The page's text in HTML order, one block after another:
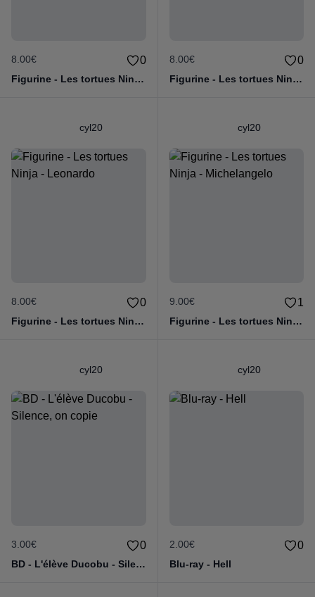
8.00€ 0
Figurine - Les tortues Ninja - Leonardo
8.00€ 0
Figurine - Les tortues Ninja - Michaelangelo
cyl20
8.00€ 0
Figurine - Les tortues Ninja - Leonardo
cyl20
9.00€ 1
Figurine - Les tortues Ninja - Michelangelo
cyl20
3.00€ 0
BD - L'élève Ducobu - Silence, on copie
cyl20
2.00€ 0
Blu-ray - Hell